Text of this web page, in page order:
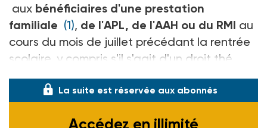
aux bénéficiaires d'une prestation
familiale (1), de l'APL, de l'AAH ou du RMI au
cours du mois de juillet précédant la rentrée
scolaire, y compris s'il s'agit d'un droit thé
La suite est réservée aux abonnés
Accédez en illimité